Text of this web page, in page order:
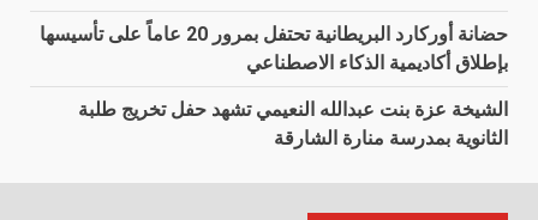
حضانة أوركارد البريطانية تحتفل بمرور 20 عاماً على تأسيسها
بإطلاق أكاديمية الذكاء الاصطناعي
الشيخة عزة بنت عبدالله النعيمي تشهد حفل تخريج طلبة
الثانوية بمدرسة منارة الشارقة